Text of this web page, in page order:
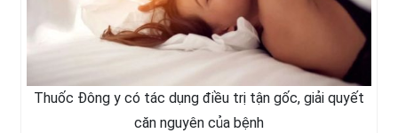
Thuốc Đông y có tác dụng điều trị tận gốc, giải quyết
căn nguyên của bệnh